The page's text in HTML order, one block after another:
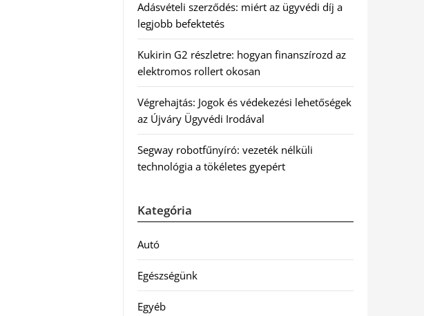
Adásvételi szerződés: miért az ügyvédi díj a
legjobb befektetés
Kukirin G2 részletre: hogyan finanszírozd az
elektromos rollert okosan
Végrehajtás: Jogok és védekezési lehetőségek
az Újváry Ügyvédi Irodával
Segway robotfűnyíró: vezeték nélküli
technológia a tökéletes gyepért
Kategória
Autó
Egészségünk
Egyéb